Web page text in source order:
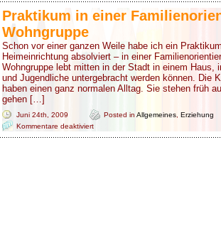
Praktikum in einer
Wohngruppe
Schon vor einer ganzen Weile habe ich ein
Heimeinrichtung absolviert – in einer
Wohngruppe lebt mitten in der Stadt in einem Haus,
und Jugendliche untergebracht werden können. Die
haben einen ganz normalen Alltag. Sie stehen früh
gehen […]
Juni 24th, 2009 Posted in Allgemeines Erziehung
Kommentare deaktiviertfür